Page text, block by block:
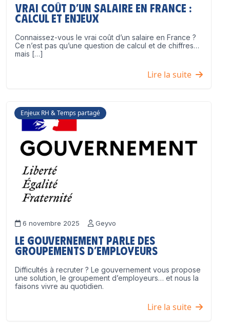
Vrai coût d’un salaire en France :
calcul et enjeux
Connaissez-vous le vrai coût d’un salaire en France ?
Ce n’est pas qu’une question de calcul et de chiffres…
mais […]
Lire la suite
Enjeux RH & Temps partagé
6 novembre 2025 Geyvo
Le Gouvernement parle des
groupements d’employeurs
Difficultés à recruter ? Le gouvernement vous propose
une solution, le groupement d’employeurs… et nous la
faisons vivre au quotidien.
Lire la suite